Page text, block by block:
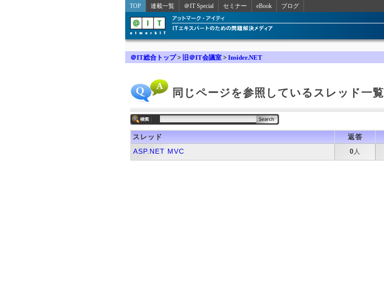
TOP 連載一覧 ＠IT Special セミナー eBook ブログ
＠IT総合トップ> 旧＠IT会議室 > Insider.NET
同じページを参照しているスレッド一覧
スレッド 返答
ASP.NET MVC
0 人